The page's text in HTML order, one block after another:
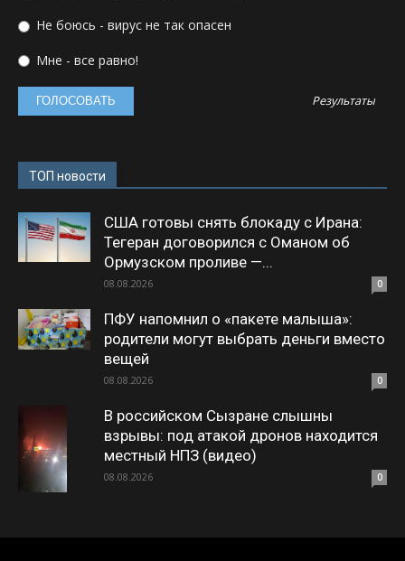
Не боюсь - вирус не так опасен
Мне - все равно!
Результаты
ТОП новости
США готовы снять блокаду с Ирана:
Тегеран договорился с Оманом об
Ормузском проливе —...
08.08.2026 0
ПФУ напомнил о «пакете малыша»:
родители могут выбрать деньги вместо
вещей
08.08.2026 0
В российском Сызране слышны
взрывы: под атакой дронов находится
местный НПЗ (видео)
08.08.2026 0